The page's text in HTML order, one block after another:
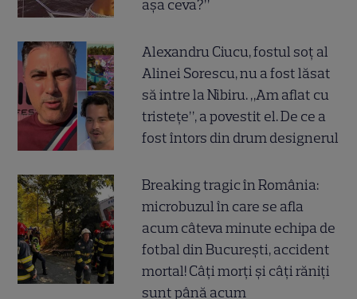
așa ceva?”
Alexandru Ciucu, fostul soț al
Alinei Sorescu, nu a fost lăsat
să intre la Nibiru. „Am aflat cu
tristețe”, a povestit el. De ce a
fost întors din drum designerul
Breaking tragic în România:
microbuzul în care se afla
acum câteva minute echipa de
fotbal din București, accident
mortal! Câți morți și câți răniți
sunt până acum